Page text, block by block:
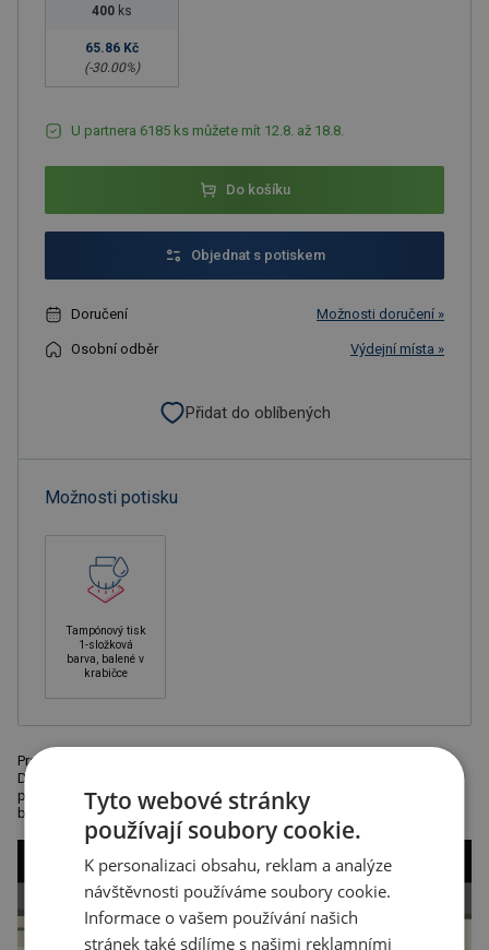
400 ks
65.86 Kč
(-30.00%)
U partnera 6185 ks můžete mít 12.8. až 18.8.
Do košíku
Objednat s potiskem
Doručení Možnosti doručení »
Osobní odběr Výdejní místa »
Přidat do oblíbených
Možnosti potisku
Tampónový tisk
1-složková
barva, balené v
krabičce
Praktický držák na mobil nebo navigaci na kolo. Baleno v krabičce.
Doporučená technologie potisku: tamponový tisk C. Maximální velikost
potisku: 40 x 15 mm. Rozměry: 12,2 x 7 x 8 cm. Poznámka: dodáváme
bez dekorace. Kartonové množství v ks: 50.
Tyto webové stránky
používají soubory cookie.
K personalizaci obsahu, reklam a analýze
návštěvnosti používáme soubory cookie.
Informace o vašem používání našich
stránek také sdílíme s našimi reklamními